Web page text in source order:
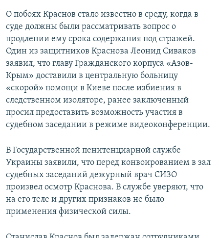
О побоях Краснов стало известно в среду, когда в
суде должны были рассматривать вопрос о
продлении ему срока содержания под стражей.
Один из защитников Краснова Леонид Сиваков
заявил, что главу Гражданского корпуса «Азов-
Крым» доставили в центральную больницу
«скорой» помощи в Киеве после избиения в
следственном изоляторе, ранее заключенный
просил предоставить возможность участия в
судебном заседании в режиме видеоконференции.
В Государственной пенитенциарной службе
Украины заявили, что перед конвоированием в зал
судебных заседаний дежурный врач СИЗО
произвел осмотр Краснова. В службе уверяют, что
на его теле и других признаков не было
применения физической силы.